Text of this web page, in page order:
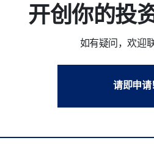
开创你的投
如有疑问，欢迎
请即申请！